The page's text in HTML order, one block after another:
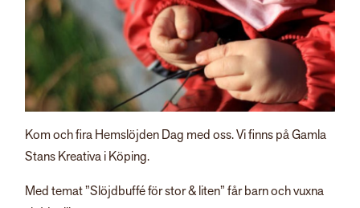
Kom och fira Hemslöjden Dag med oss. Vi finns på Gamla
Stans Kreativa i Köping.
Med temat ”Slöjdbuffé för stor & liten” får barn och vuxna